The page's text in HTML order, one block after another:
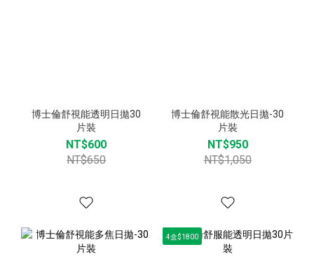
博士倫舒視能透明日拋30
片裝
NT$600
NT$650
博士倫舒視能散光日拋-30
片裝
NT$950
NT$1,050
4盒$1800